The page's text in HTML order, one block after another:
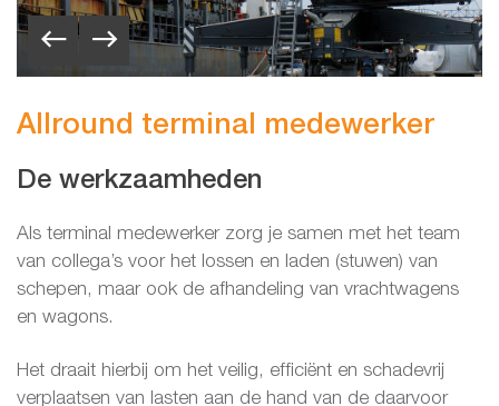
Allround terminal medewerker
De werkzaamheden
Als terminal medewerker zorg je samen met het team
van collega’s voor het lossen en laden (stuwen) van
schepen, maar ook de afhandeling van vrachtwagens
en wagons.
Het draait hierbij om het veilig, efficiënt en schadevrij
verplaatsen van lasten aan de hand van de daarvoor